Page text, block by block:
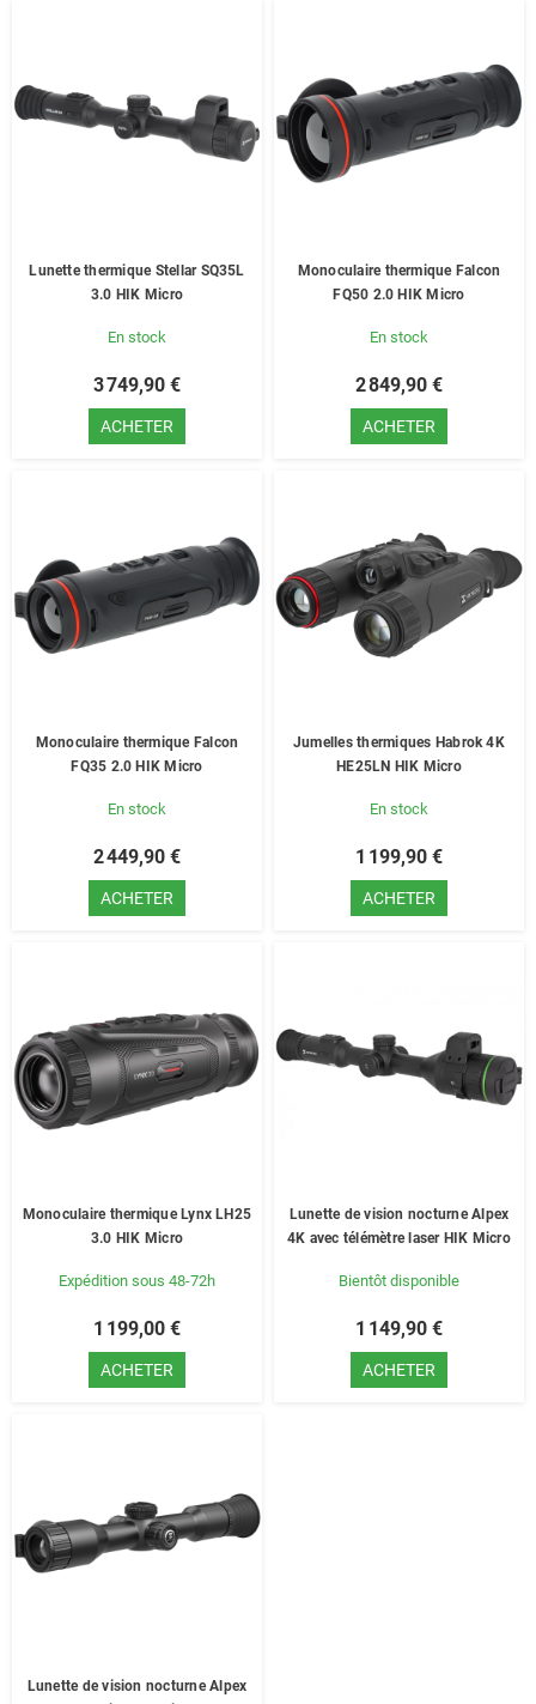
Lunette thermique Stellar SQ35L
3.0 HIK Micro
En stock
3 749,90 €
ACHETER
Monoculaire thermique Falcon
FQ50 2.0 HIK Micro
En stock
2 849,90 €
ACHETER
Monoculaire thermique Falcon
FQ35 2.0 HIK Micro
En stock
2 449,90 €
ACHETER
Jumelles thermiques Habrok 4K
HE25LN HIK Micro
En stock
1 199,90 €
ACHETER
Monoculaire thermique Lynx LH25
3.0 HIK Micro
Expédition sous 48-72h
1 199,00 €
ACHETER
Lunette de vision nocturne Alpex
4K avec télémètre laser HIK Micro
Bientôt disponible
1 149,90 €
ACHETER
Lunette de vision nocturne Alpex